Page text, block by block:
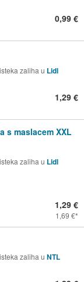
0,99 €
zaliha u Lidl
1,29 €
s maslacem XXL
zaliha u Lidl
1,29 €
1,69 €
zaliha u NTL